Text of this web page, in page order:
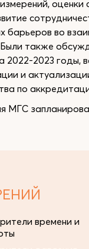
барьеров во
также
2022-2023 годы,
и
по
МГС
времени и